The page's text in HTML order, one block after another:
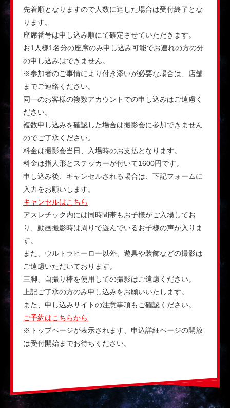
先着順となりますので人数に達した場合は受付終了とな
ります。
座席番号は申し込み順にて確定させていただきます。
お1人様1名分の座席のみ申し込み可能でお連れの方の分
の申し込みはできません。
※参加者のご事情により付き添いが必要な場合は、店舗
までご連絡ください。
同一のお客様の複数アカウントでの申し込みはご遠慮く
ださい。
複数申し込みを確認した場合は撮影会に参加できません
のでご了承ください。
料金は撮影会当日、入場時のお支払となります。
料金は指人形とステッカーが付いて1600円です。
申し込み後、キャンセルされる場合は、下記フォームに
入力をお願いします。
キャンセルはこちら
アスレチック内には同時間帯もお子様がご入場してお
り、動画撮影時は周りで遊んでいるお子様の声が入りま
す。
また、ウルトラヒーロー以外、遊具や装飾などの撮影は
ご遠慮いただいております。
三脚、自撮り棒を使用しての撮影はご遠慮ください。
上記ご了承の方のみ申し込みをお願いいたします。
また、申し込みサイトの注意事項もご確認ください。
ご予約はこちらから
※トップページが表示されます、申込詳細ページの開放
は受付開始までお待ちください。